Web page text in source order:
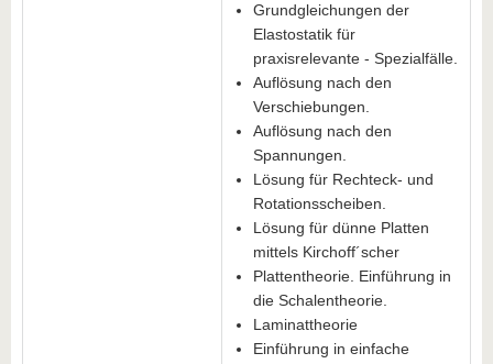
Grundgleichungen der
Elastostatik für
praxisrelevante - Spezialfälle.
Auflösung nach den
Verschiebungen.
Auflösung nach den
Spannungen.
Lösung für Rechteck- und
Rotationsscheiben.
Lösung für dünne Platten
mittels Kirchoff´scher
Plattentheorie. Einführung in
die Schalentheorie.
Laminattheorie
Einführung in einfache